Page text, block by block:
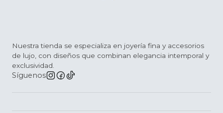
Nuestra tienda se especializa en joyería fina y accesorios
de lujo, con diseños que combinan elegancia intemporal y
exclusividad.
Síguenos